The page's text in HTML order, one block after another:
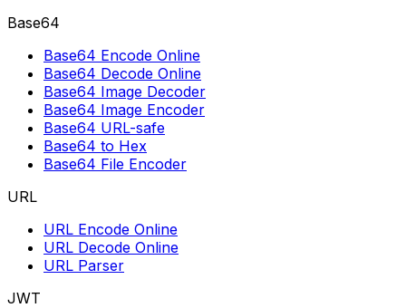
Base64
Base64 Encode Online
Base64 Decode Online
Base64 Image Decoder
Base64 Image Encoder
Base64 URL-safe
Base64 to Hex
Base64 File Encoder
URL
URL Encode Online
URL Decode Online
URL Parser
JWT